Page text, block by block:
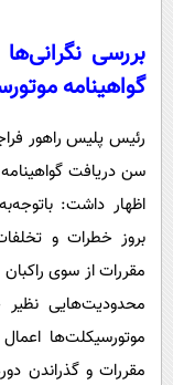
بررسی
گواهینامه
رئیس پلیس راهور
اظهار داشت:
بروز خطرات و
مقررات از سوی
محدودیت‌هایی
موتورسیکلت‌ها
مقررات و گذراندن